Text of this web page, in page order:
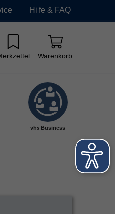
Hilfe & FAQ
Warenkorb
vhs Business